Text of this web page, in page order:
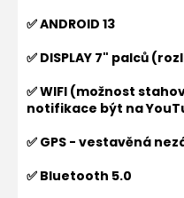
✅ ANDROID 13
✅ DISPLAY 7" palců
✅ WIFI (možnost
notifikace být na
✅ GPS - vestavěná
✅ Bluetooth 5.0